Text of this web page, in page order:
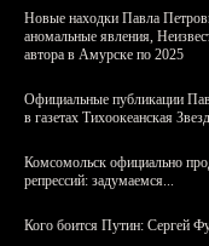
Новые находки Павла
аномальные явления,
автора в Амурске по 2025
Официальные публикации
в газетах Тихоокеанская
Комсомольск официально
репрессий: задумаемся...
Кого боится Путин: Сергей